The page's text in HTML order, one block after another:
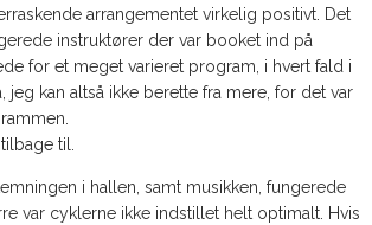
arrangementet virkelig positivt. Det
instruktører der var booket ind på
for et meget varieret program, i hvert fald i
jeg kan altså ikke berette fra mere, for det var
til.
i hallen, samt musikken, fungerede
var cyklerne ikke indstillet helt optimalt. Hvis